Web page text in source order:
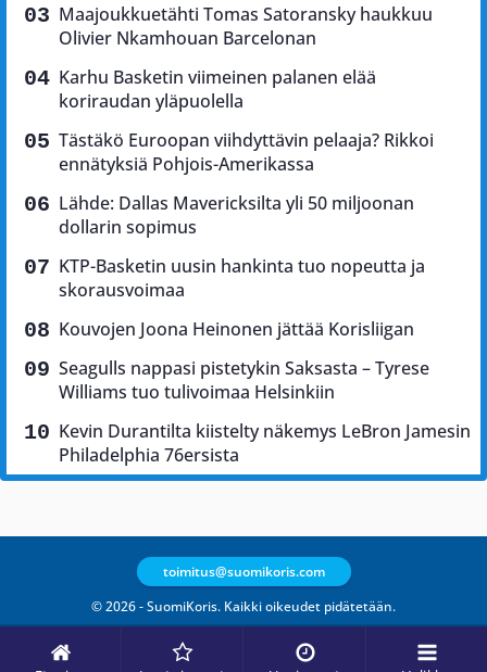
Maajoukkuetähti Tomas Satoransky haukkuu
Olivier Nkamhouan Barcelonan
Karhu Basketin viimeinen palanen elää
koriraudan yläpuolella
Tästäkö Euroopan viihdyttävin pelaaja? Rikkoi
ennätyksiä Pohjois-Amerikassa
Lähde: Dallas Mavericksilta yli 50 miljoonan
dollarin sopimus
KTP-Basketin uusin hankinta tuo nopeutta ja
skorausvoimaa
Kouvojen Joona Heinonen jättää Korisliigan
Seagulls nappasi pistetykin Saksasta – Tyrese
Williams tuo tulivoimaa Helsinkiin
Kevin Durantilta kiistelty näkemys LeBron Jamesin
Philadelphia 76ersista
© 2026 - SuomiKoris. Kaikki oikeudet pidätetään.
toimitus@suomikoris.com